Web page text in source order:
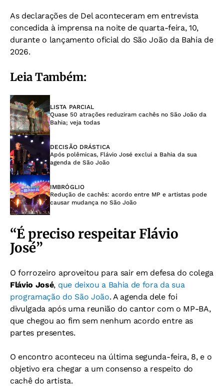
As declarações de Del aconteceram em entrevista
concedida à imprensa na noite de quarta-feira, 10,
durante o lançamento oficial do São João da Bahia de
2026.
Leia Também:
LISTA PARCIAL
Quase 50 atrações reduziram cachês no São João da
Bahia; veja todas
DECISÃO DRÁSTICA
Após polêmicas, Flávio José exclui a Bahia da sua
agenda de São João
IMBRÓGLIO
Redução de cachês: acordo entre MP e artistas pode
causar mudança no São João
“É preciso respeitar Flávio
José”
O forrozeiro aproveitou para sair em defesa do colega
Flávio José, que deixou a Bahia de fora da sua
programação do São João. A agenda dele foi
divulgada após uma reunião do cantor com o MP-BA,
que chegou ao fim sem nenhum acordo entre as
partes presentes.
O encontro aconteceu na última segunda-feira, 8, e o
objetivo era chegar a um consenso a respeito do
cachê do artista.